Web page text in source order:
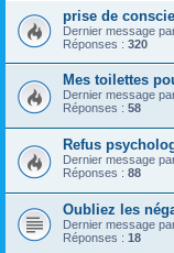
prise de
Dernier message
Réponses : 320
Mes toilettes
Dernier message
Réponses : 58
Refus
Dernier message
Réponses : 88
Oubliez les
Dernier message
Réponses : 18